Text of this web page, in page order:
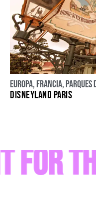
Europa,Francia,Parques
DISNEYLAND PARIS